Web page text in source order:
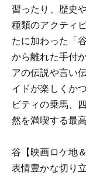
習ったり、歴史
種類のアクティ
たに加わった「
から離れた手付
アの伝説や言い
イドが楽しくか
ビティの乗馬、
然を満喫する最
谷【映画ロケ地
表情豊かな切り